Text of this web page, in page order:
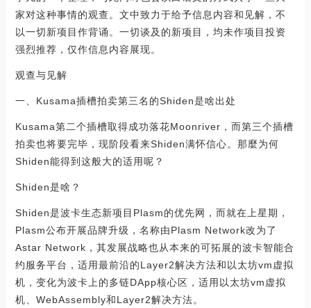
家对这种事情的观查。文中致力于给予信息内容和见解，不
以一切新项目作背诵。一切谈及的新项目，均未作项目投资
强烈推荐，仅作信息内容展现。
观查与见解
一、Kusama插槽拍卖第三名的Shiden是啥出处
Kusama第二个插槽取得成功落花Moonriver，而第三个插槽
拍卖也将要完毕，现阶段看来Shiden满怀信心。那麼为何
Shiden能得到这般大的适用呢？
Shiden是啥？
Shiden是波卡生态新项目Plasm的优先网，而就在上星期，
Plasm公布开展品牌升级，名称由Plasm Network改为了
Astar Network，其发展战略也从本来的可拓展的波卡智能合
约服务平台，适用最前沿的Layer2解决方法和以太坊vm虚拟
机，变化为波卡上的多链DApp核心区，适用以太坊vm虚拟
机、WebAssembly和Layer2解决方法。